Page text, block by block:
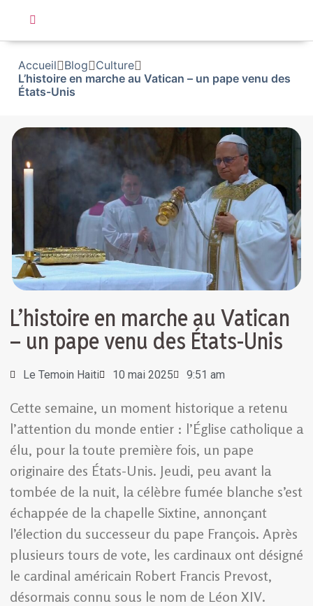
Accueil Blog
Culture
L’histoire en marche au Vatican – un pape venu des
États-Unis
L’histoire en marche au Vatican
– un pape venu des États-Unis
Le Temoin Haiti 10 mai 2025 9:51 am
Cette semaine, un moment historique a retenu
l’attention du monde entier : l’Église catholique a
élu, pour la toute première fois, un pape
originaire des États-Unis. Jeudi, peu avant la
tombée de la nuit, la célèbre fumée blanche s’est
échappée de la chapelle Sixtine, annonçant
l’élection du successeur du pape François. Après
plusieurs tours de vote, les cardinaux ont désigné
le cardinal américain Robert Francis Prevost,
désormais connu sous le nom de Léon XIV.